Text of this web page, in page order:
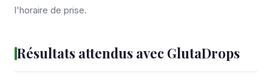
l'horaire de prise.
Résultats attendus avec GlutaDrops